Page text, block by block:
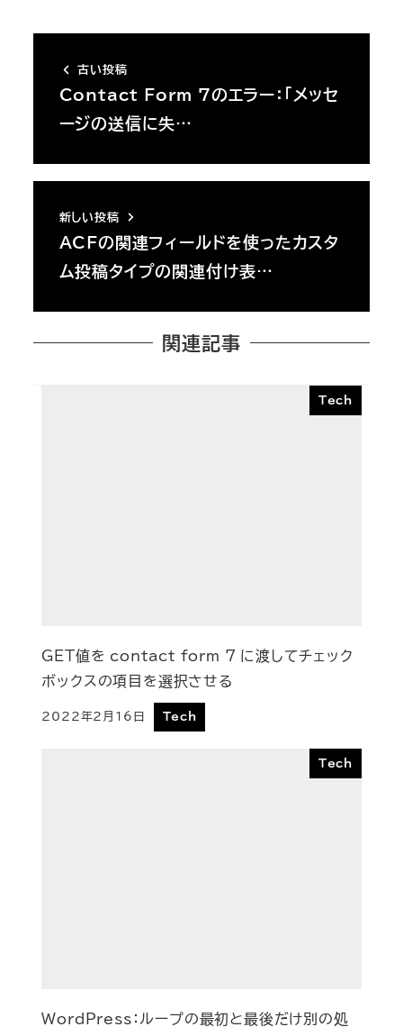
古い投稿
Contact Form 7のエラー：「メッセ
ージの送信に失…
新しい投稿
ACFの関連フィールドを使ったカスタ
ム投稿タイプの関連付け表…
関連記事
Tech
GET値を contact form 7 に渡してチェック
ボックスの項目を選択させる
2022年2月16日 Tech
Tech
WordPress：ループの最初と最後だけ別の処